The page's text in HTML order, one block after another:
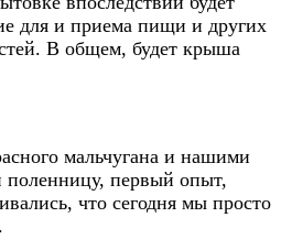
для и приема пищи и других
В общем, будет крыша
мальчугана и нашими
поленницу, первый опыт,
что сегодня мы просто